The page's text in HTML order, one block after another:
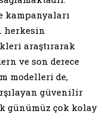
herkesin
araştırarak
ve son derece
modelleri de,
güvenilir
günümüz çok kolay